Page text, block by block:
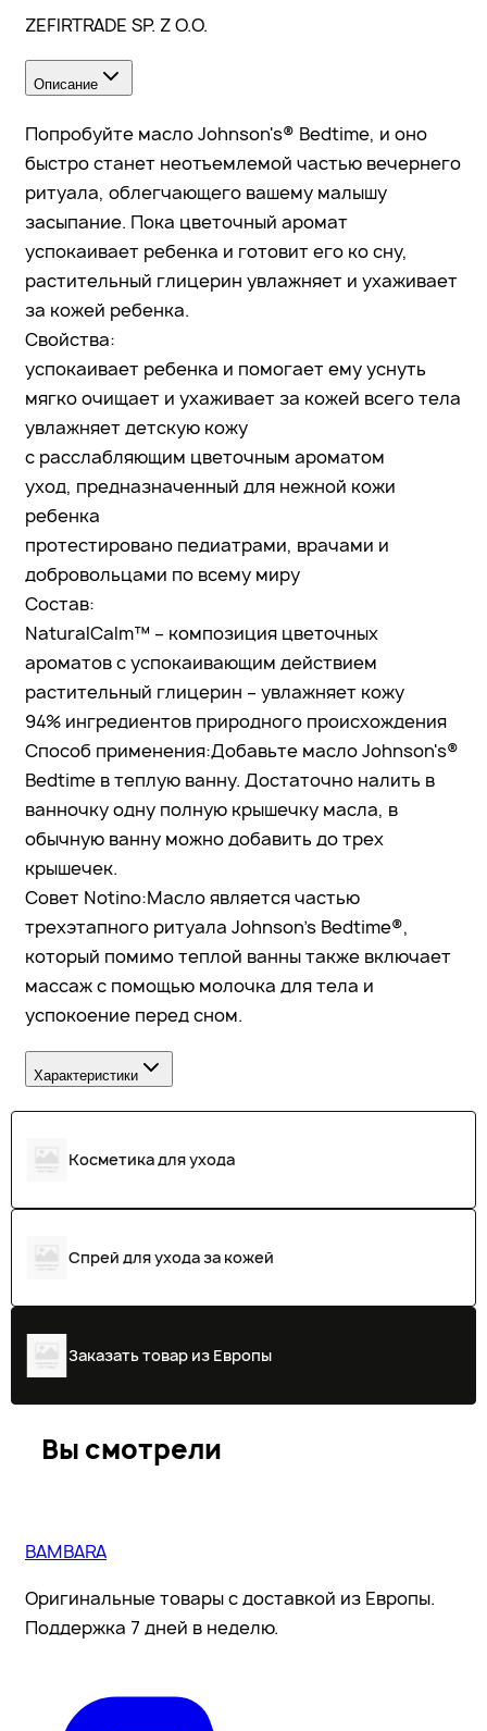
ZEFIRTRADE SP. Z O.O.
Описание
Попробуйте масло Johnson's® Bedtime, и оно
быстро станет неотъемлемой частью вечернего
ритуала, облегчающего вашему малышу
засыпание. Пока цветочный аромат
успокаивает ребенка и готовит его ко сну,
растительный глицерин увлажняет и ухаживает
за кожей ребенка.
Свойства:
успокаивает ребенка и помогает ему уснуть
мягко очищает и ухаживает за кожей всего тела
увлажняет детскую кожу
с расслабляющим цветочным ароматом
уход, предназначенный для нежной кожи
ребенка
протестировано педиатрами, врачами и
добровольцами по всему миру
Состав:
NaturalCalm™ – композиция цветочных
ароматов с успокаивающим действием
растительный глицерин – увлажняет кожу
94% ингредиентов природного происхождения
Способ применения:Добавьте масло Johnson's®
Bedtime в теплую ванну. Достаточно налить в
ванночку одну полную крышечку масла, в
обычную ванну можно добавить до трех
крышечек.
Совет Notino:Масло является частью
трехэтапного ритуала Johnson's Bedtime®,
который помимо теплой ванны также включает
массаж с помощью молочка для тела и
успокоение перед сном.
Характеристики
Косметика для ухода
Спрей для ухода за кожей
Заказать товар из Европы
Вы смотрели
BAMBARA
Оригинальные товары с доставкой из Европы.
Поддержка 7 дней в неделю.